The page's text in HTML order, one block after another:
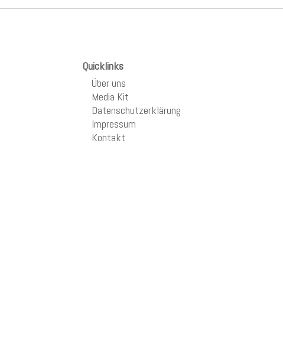
Quicklinks
Über uns
Media Kit
Datenschutzerklärung
Impressum
Kontakt